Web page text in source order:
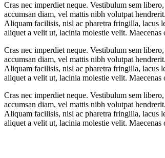
Cras nec imperdiet neque. Vestibulum sem
accumsan diam, vel mattis nibh volutpat
Aliquam facilisis, nisl ac pharetra fringilla, lacus
aliquet a velit ut, lacinia molestie velit. Maecenas
Cras nec imperdiet neque. Vestibulum sem
accumsan diam, vel mattis nibh volutpat
Aliquam facilisis, nisl ac pharetra fringilla, lacus
aliquet a velit ut, lacinia molestie velit. Maecenas
Cras nec imperdiet neque. Vestibulum sem
accumsan diam, vel mattis nibh volutpat
Aliquam facilisis, nisl ac pharetra fringilla, lacus
aliquet a velit ut, lacinia molestie velit. Maecenas